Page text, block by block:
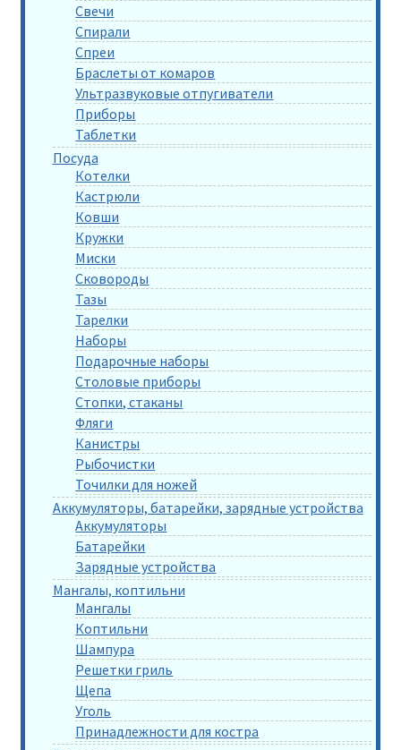
Свечи
Спирали
Спреи
Браслеты от комаров
Ультразвуковые отпугиватели
Приборы
Таблетки
Посуда
Котелки
Кастрюли
Ковши
Кружки
Миски
Сковороды
Тазы
Тарелки
Наборы
Подарочные наборы
Столовые приборы
Стопки, стаканы
Фляги
Канистры
Рыбочистки
Точилки для ножей
Аккумуляторы, батарейки, зарядные устройства
Аккумуляторы
Батарейки
Зарядные устройства
Мангалы, коптильни
Мангалы
Коптильни
Шампура
Решетки гриль
Щепа
Уголь
Принадлежности для костра